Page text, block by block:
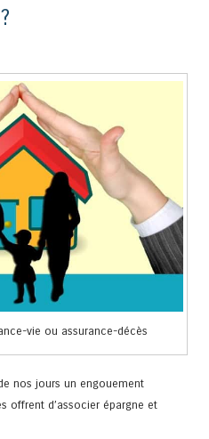
vie ou assurance-décès
nos jours un engouement
offrent d’associer épargne et